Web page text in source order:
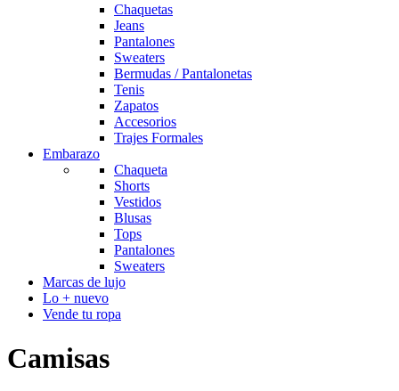
Chaquetas
Jeans
Pantalones
Sweaters
Bermudas / Pantalonetas
Tenis
Zapatos
Accesorios
Trajes Formales
Embarazo
Chaqueta
Shorts
Vestidos
Blusas
Tops
Pantalones
Sweaters
Marcas de lujo
Lo + nuevo
Vende tu ropa
Camisas